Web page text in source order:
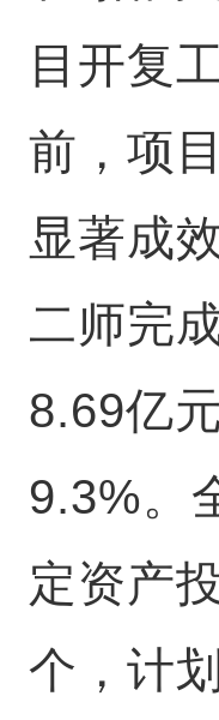
目开复
前，项
显著成
二师完
8.69亿
9.3%。
定资产
个，计